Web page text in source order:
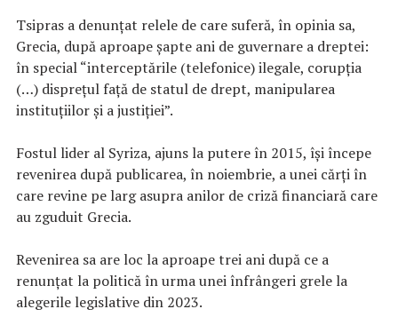
Tsipras a denunţat relele de care suferă, în opinia sa,
Grecia, după aproape şapte ani de guvernare a dreptei:
în special “interceptările (telefonice) ilegale, corupţia
(…) dispreţul faţă de statul de drept, manipularea
instituţiilor şi a justiţiei”.
Fostul lider al Syriza, ajuns la putere în 2015, îşi începe
revenirea după publicarea, în noiembrie, a unei cărţi în
care revine pe larg asupra anilor de criză financiară care
au zguduit Grecia.
Revenirea sa are loc la aproape trei ani după ce a
renunţat la politică în urma unei înfrângeri grele la
alegerile legislative din 2023.